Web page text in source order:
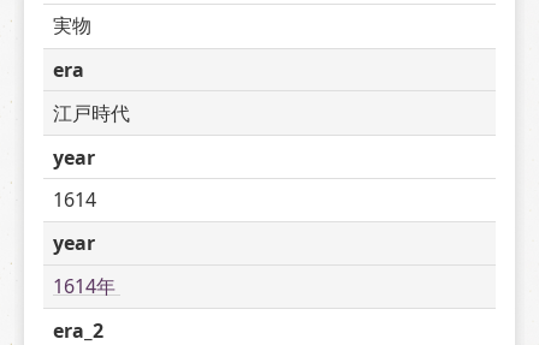
実物
era
江戸時代
year
1614
year
1614年
era_2